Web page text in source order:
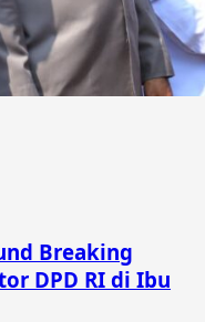
Breaking
DPD RI di Ibu